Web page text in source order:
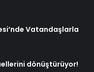
Vatandaşlarla
dönüştürüyor!